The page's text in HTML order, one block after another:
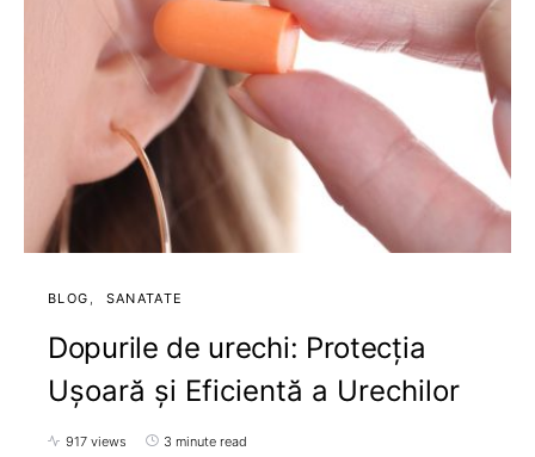
BLOG SANATATE
Dopurile de urechi: Protecția
Ușoară și Eficientă a Urechilor
917 views 3 minute read